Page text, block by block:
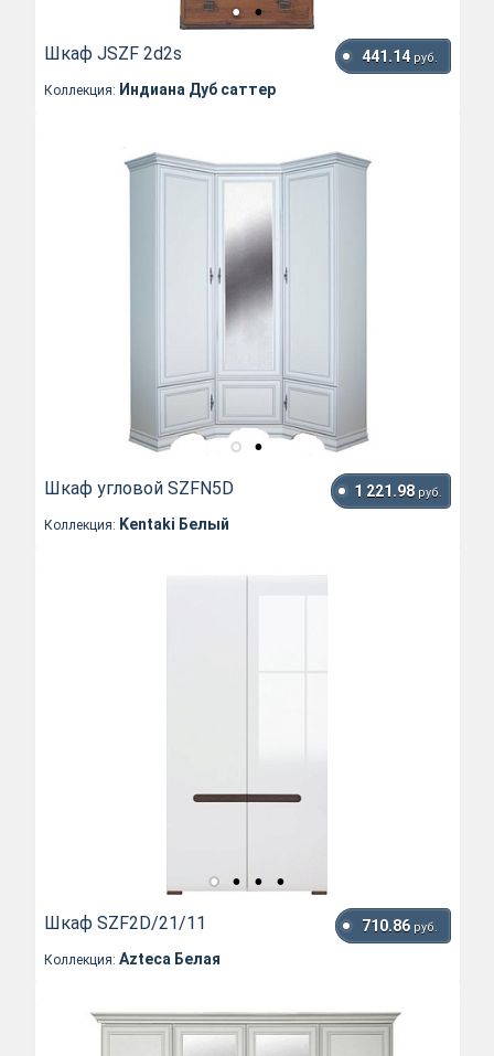
Шкаф JSZF 2d2s 441.14 руб.
Коллекция: Индиана Дуб саттер
Шкаф угловой SZFN5D 1 221.98 руб.
Коллекция: Kentaki Белый
Шкаф SZF2D/21/11 710.86 руб.
Коллекция: Azteca Белая